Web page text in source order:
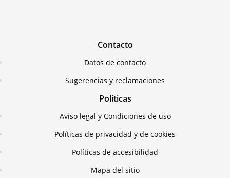
Contacto
Datos de contacto
Sugerencias y reclamaciones
Políticas
Aviso legal y Condiciones de uso
Políticas de privacidad y de cookies
Políticas de accesibilidad
Mapa del sitio